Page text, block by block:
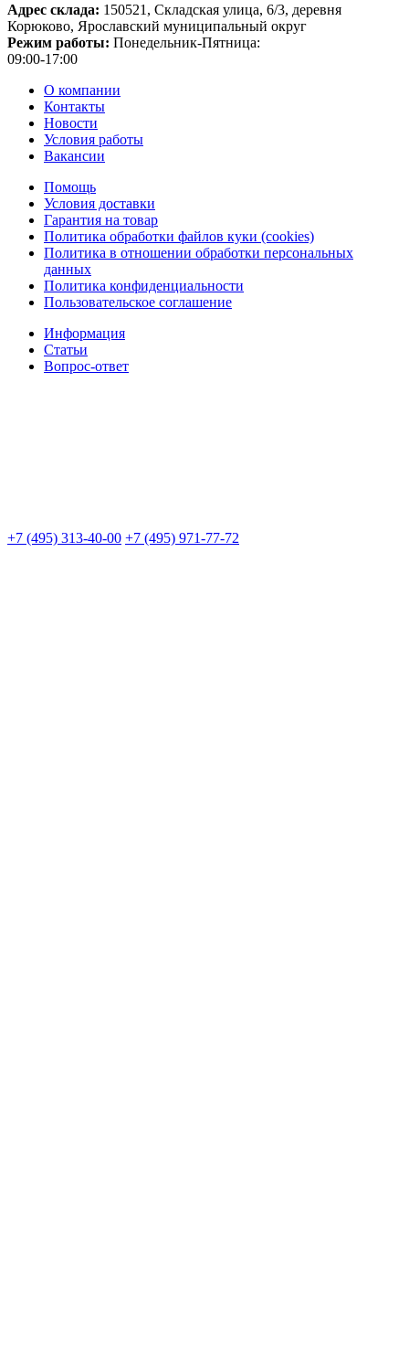
Адрес склада: 150521, Складская улица, 6/3, деревня
Корюково, Ярославский муниципальный округ
Режим работы: Понедельник-Пятница:
09:00-17:00
О компании
Контакты
Новости
Условия работы
Вакансии
Помощь
Условия доставки
Гарантия на товар
Политика обработки файлов куки (cookies)
Политика в отношении обработки персональных
данных
Политика конфиденциальности
Пользовательское соглашение
Информация
Статьи
Вопрос-ответ
+7 (495) 313-40-00 +7 (495) 971-77-72